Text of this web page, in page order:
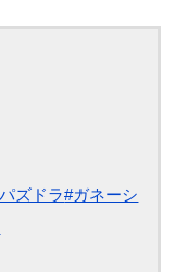
ズドラ#ガネーシ